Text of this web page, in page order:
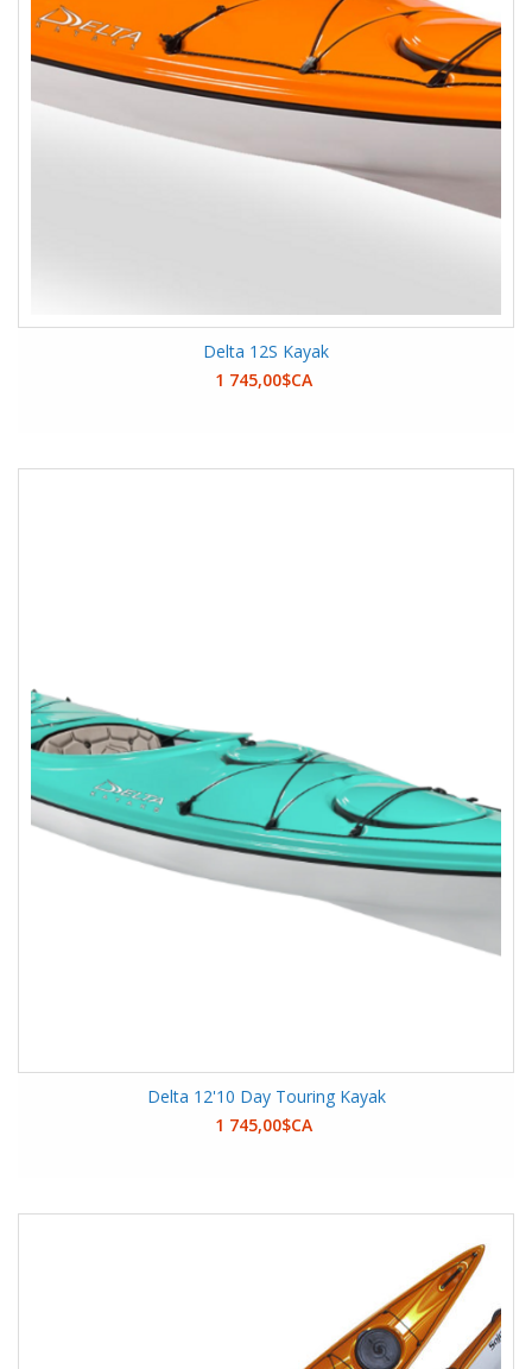
Delta 12S Kayak
1 745,00$CA
Delta 12'10 Day Touring Kayak
1 745,00$CA